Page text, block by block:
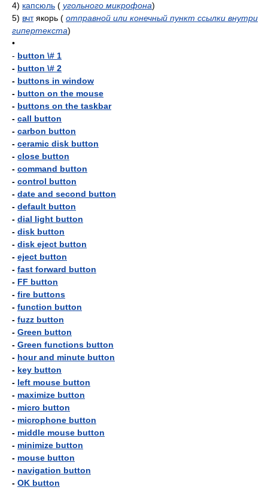
4) капсюль ( угольного микрофона)
5) вчтякорь ( отправной или конечный пункт ссылки внутри
гипертекста)
•
- button \# 1
- button \# 2
- buttons in window
- button on the mouse
- buttons on the taskbar
- call button
- carbon button
- ceramic disk button
- close button
- command button
- control button
- date and second button
- default button
- dial light button
- disk button
- disk eject button
- eject button
- fast forward button
- FF button
- fire buttons
- function button
- fuzz button
- Green button
- Green functions button
- hour and minute button
- key button
- left mouse button
- maximize button
- micro button
- microphone button
- middle mouse button
- minimize button
- mouse button
- navigation button
- OK button